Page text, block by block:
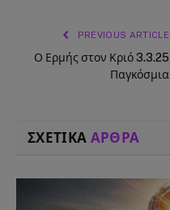
PREVIOUS ARTICLE
Ο Ερμής στον Κριό 3.3.25
Παγκόσμια
ΣΧΕΤΙΚΑ ΑΡΘΡΑ